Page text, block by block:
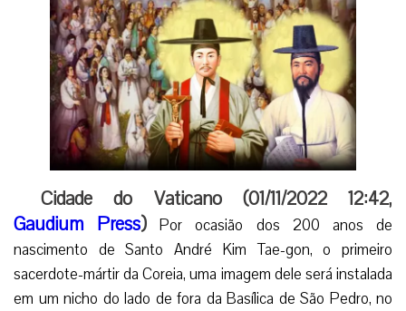
Cidade do Vaticano (01/11/2022 12:42,
Gaudium Press) Por ocasião dos 200 anos de
nascimento de Santo André Kim Tae-gon, o primeiro
sacerdote-mártir da Coreia, uma imagem dele será instalada
em um nicho do lado de fora da Basílica de São Pedro, no